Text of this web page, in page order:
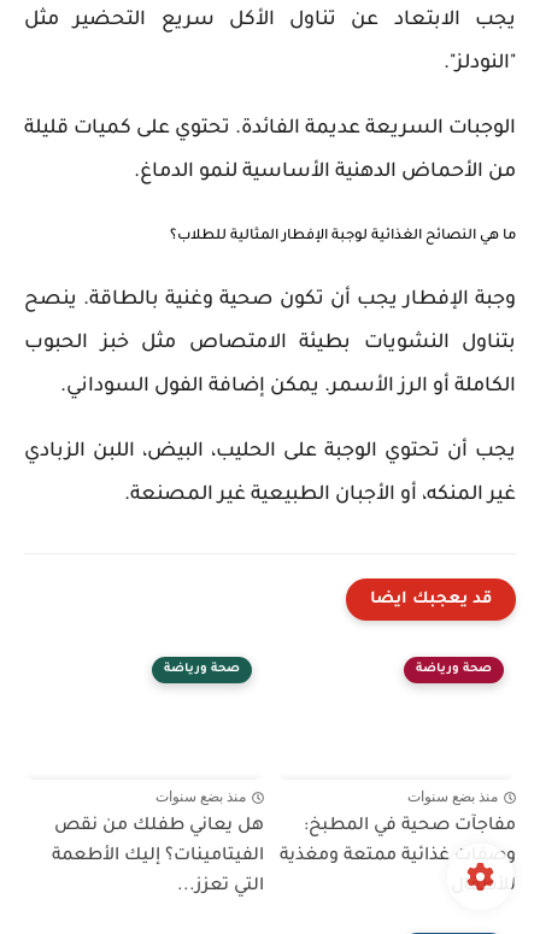
يجب الابتعاد عن تناول الأكل سريع التحضير مثل
"النودلز".
الوجبات السريعة عديمة الفائدة. تحتوي على كميات قليلة
من الأحماض الدهنية الأساسية لنمو الدماغ.
ما هي النصائح الغذائية لوجبة الإفطار المثالية للطلاب؟
وجبة الإفطار يجب أن تكون صحية وغنية بالطاقة. ينصح
بتناول النشويات بطيئة الامتصاص مثل خبز الحبوب
الكاملة أو الرز الأسمر. يمكن إضافة الفول السوداني.
يجب أن تحتوي الوجبة على الحليب، البيض، اللبن الزبادي
غير المنكه، أو الأجبان الطبيعية غير المصنعة.
قد يعجبك ايضا
صحة ورياضة
منذ بضع سنوات
مفاجآت صحية في المطبخ:
وصفات غذائية ممتعة ومغذية
للأطفال
صحة ورياضة
منذ بضع سنوات
هل يعاني طفلك من نقص
الفيتامينات؟ إليك الأطعمة
التي تعزز...